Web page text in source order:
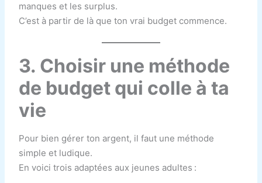
manques et les surplus.
C’est à partir de là que ton vrai budget commence.
3. Choisir une méthode
de budget qui colle à ta
vie
Pour bien gérer ton argent, il faut une méthode
simple et ludique.
En voici trois adaptées aux jeunes adultes :